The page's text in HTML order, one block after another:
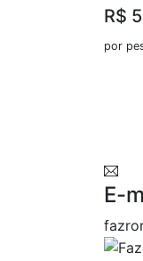
R$
por
E-